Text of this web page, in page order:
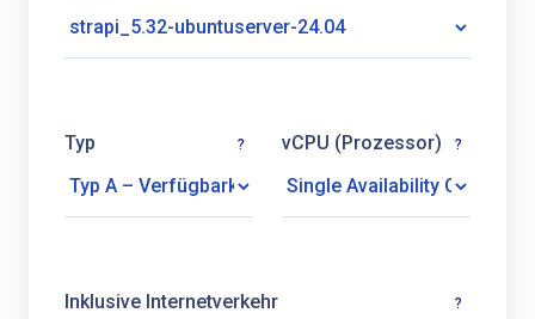
Typ ? vCPU (Prozessor) ?
Inklusive Internetverkehr ?